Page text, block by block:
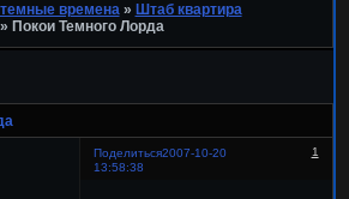
времена » Штаб квартира
» Покои Темного Лорда
Поделиться 1
2007-10-20
13:58:38